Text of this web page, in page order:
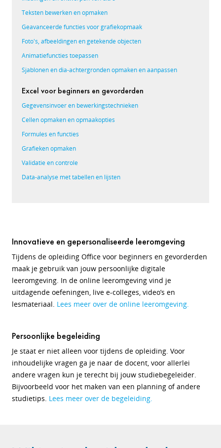
Teksten bewerken en opmaken
Geavanceerde functies voor grafiekopmaak
Foto's, afbeeldingen en getekende objecten
Animatiefuncties toepassen
Sjablonen en dia-achtergronden opmaken en aanpassen
Excel voor beginners en gevorderden
Gegevensinvoer en bewerkingstechnieken
Cellen opmaken en opmaakopties
Formules en functies
Grafieken opmaken
Validatie en controle
Data-analyse met tabellen en lijsten
Innovatieve en gepersonaliseerde leeromgeving
Tijdens de opleiding Office voor beginners en gevorderden
maak je gebruik van jouw persoonlijke digitale
leeromgeving. In de online leeromgeving vind je
uitdagende oefeningen, live e-colleges, video’s en
lesmateriaal. Lees meer over de online leeromgeving.
Persoonlijke begeleiding
Je staat er niet alleen voor tijdens de opleiding. Voor
inhoudelijke vragen ga je naar de docent, voor allerlei
andere vragen kun je terecht bij jouw studiebegeleider.
Bijvoorbeeld voor het maken van een planning of andere
studietips. Lees meer over de begeleiding.